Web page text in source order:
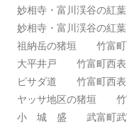
妙相寺・富川渓谷の紅
妙相寺・富川渓谷の紅
祖納岳の猪垣 竹富町
大平井戸 竹富町西表
ピサダ道 竹富町西表
ヤッサ地区の猪垣 竹
小 城 盛 武富町武